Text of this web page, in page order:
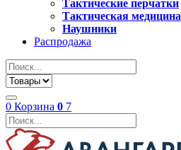
Тактические перчатки
Тактическая медицина
Наушники
Распродажа
0 Корзина 0 7